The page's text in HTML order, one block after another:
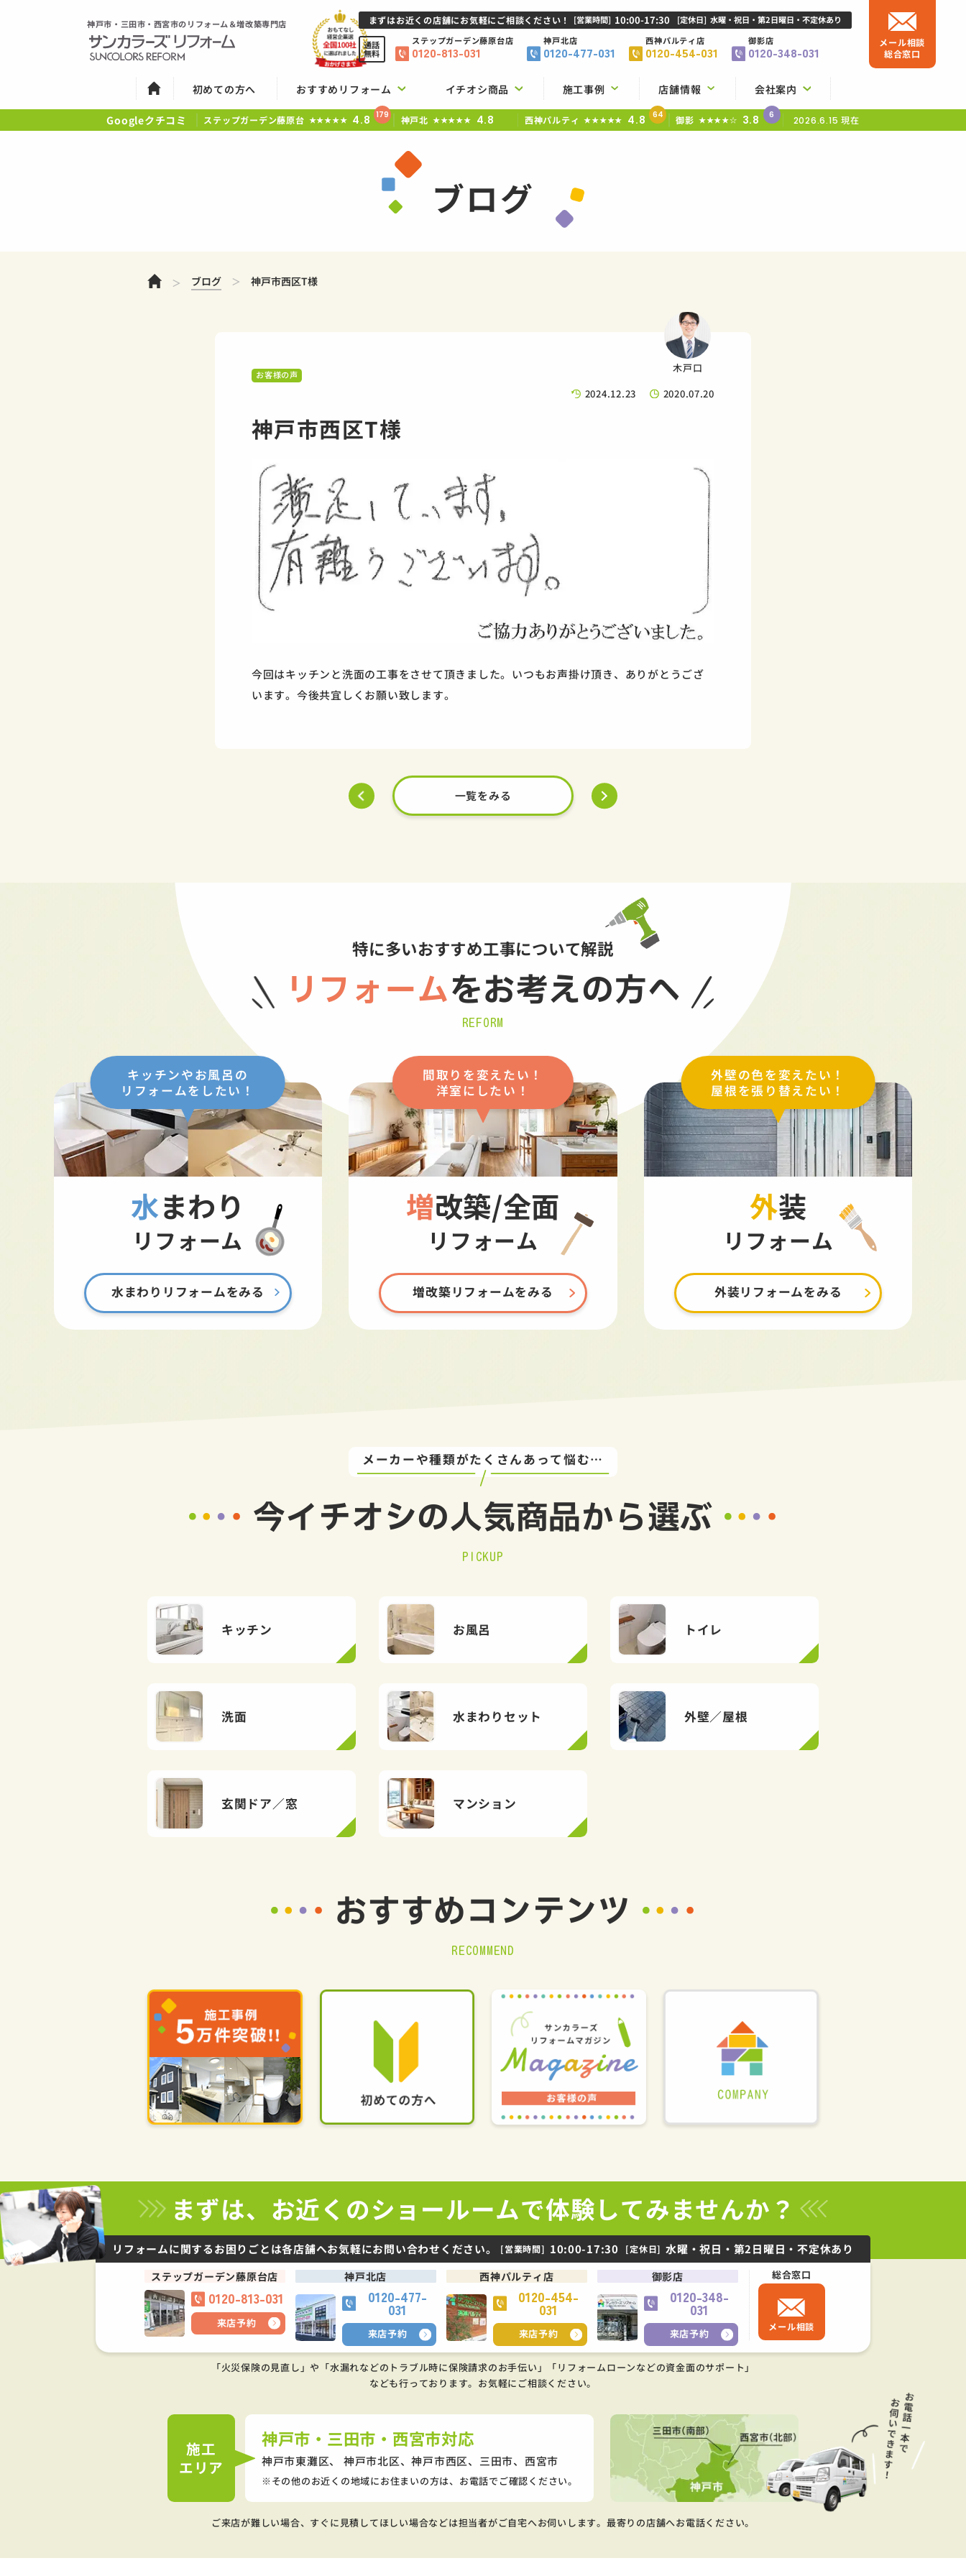
神戸市・三田市・西宮市のリフォーム＆増改築専門店
初めての方へ おすすめリフォーム イチオシ商品 施工事例 店舗情報 会社案内
まずはお近くの店舗にお気軽にご相談ください！ [営業時間] 10:00-17:30 [定休日] 水曜・祝日・第2日曜日・不定休あり
通話
無料
ステップガーデン藤原台店
0120-813-031
神戸北店
0120-477-031
西神パルティ店
0120-454-031
御影店
0120-348-031
メール相談
総合窓口
Googleクチコミ ステップガーデン藤原台 ★★★★★ 4.8 179 神戸北 ★★★★★ 4.8 西神パルティ ★★★★★ 4.8 64 御影 ★★★★☆ 3.8 6 2026.6.15 現在
ブログ
ホーム ブログ 神戸市西区T様
木戸口
お客様の声
2024.12.23 2020.07.20
神戸市西区T様
今回はキッチンと洗面の工事をさせて頂きました。いつもお声掛け頂き、ありがとうござ
います。今後共宜しくお願い致します。
一覧をみる
特に多いおすすめ工事について解説
リフォームをお考えの方へ
REFORM
キッチンやお風呂の
リフォームをしたい！
水まわり
リフォーム
水まわりリフォームをみる
間取りを変えたい！
洋室にしたい！
増改築/全面
リフォーム
増改築リフォームをみる
外壁の色を変えたい！
屋根を張り替えたい！
外装
リフォーム
外装リフォームをみる
メーカーや種類がたくさんあって悩む…
今イチオシの人気商品から選ぶ
PICKUP
キッチン お風呂 トイレ
洗面 水まわりセット 外壁／屋根
玄関ドア／窓 マンション
おすすめコンテンツ
RECOMMEND
まずは、お近くのショールームで体験してみませんか？
リフォームに関するお困りごとは各店舗へお気軽にお問い合わせください。 [営業時間] 10:00-17:30 [定休日] 水曜・祝日・第2日曜日・不定休あり
ステップガーデン藤原台店
0120-813-031
来店予約
神戸北店
0120-477-
031
来店予約
西神パルティ店
0120-454-
031
来店予約
御影店
0120-348-
031
来店予約
総合窓口
メール相談
「火災保険の見直し」や「水漏れなどのトラブル時に保険請求のお手伝い」「リフォームローンなどの資金面のサポート」
なども行っております。 お気軽にご相談ください。
施工
エリア
神戸市・三田市・西宮市対応
神戸市東灘区、 神戸市北区、神戸市西区、 三田市、西宮市
その他のお近くの地域にお住まいの方は、お電話でご確認ください。
ご来店が難しい場合、すぐに見積してほしい場合などは担当者がご自宅へお伺いします。最寄りの店舗へお電話ください。